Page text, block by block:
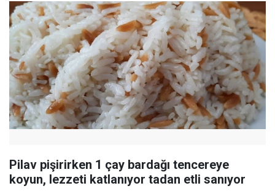
Pilav pişirirken 1 çay bardağı tencereye
koyun, lezzeti katlanıyor tadan etli sanıyor